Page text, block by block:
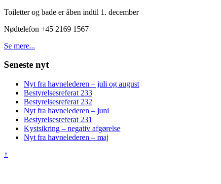
Toiletter og bade er åben indtil 1. december
Nødtelefon +45 2169 1567
Se mere...
Seneste nyt
Nyt fra havnelederen – juli og august
Bestyrelsesreferat 233
Bestyrelsesreferat 232
Nyt fra havnelederen – juni
Bestyrelsesreferat 231
Kystsikring – negativ afgørelse
Nyt fra havnelederen – maj
↑